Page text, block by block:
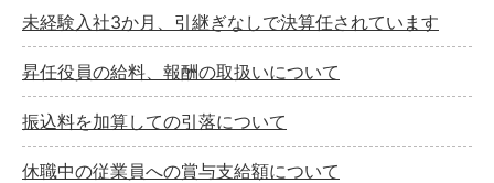
未経験入社3か月、引継ぎなしで決算任されています
昇任役員の給料、報酬の取扱いについて
振込料を加算しての引落について
休職中の従業員への賞与支給額について